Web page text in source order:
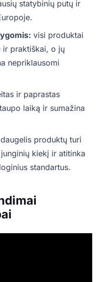
statybinių putų ir
visi produktai
ir praktiškai, o jų
nepriklausomi
ir paprastas
laiką ir sumažina
daugelis produktų turi
kiekį ir atitinka
standartus.